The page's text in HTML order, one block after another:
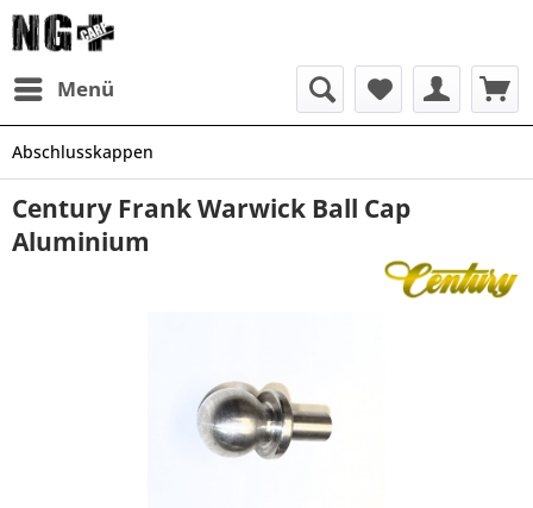
Menü
Abschlusskappen
Century Frank Warwick Ball Cap
Aluminium